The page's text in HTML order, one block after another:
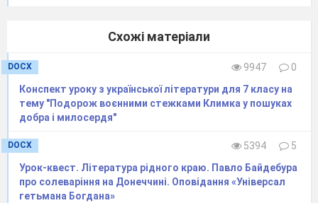
хатками, пишними садками. Дані картини
вимальовуються за допомогою поетичних
зорових образів сонця, місяця, зір, слухових –
соловейка, вітру.
“Вечірня година” художні засоби епітети:
біленькі хатки, рідна Волинь, вітрець весняний;
Порівняння
: «Ніч обгорнула біленькі хати,
немов маленьких діточок мати»; метафора:
сонце скотилось, заглянув місяць, заснуло горе,
Схожі матеріали
DOCX 9947
0
Конспект уроку з української літератури для 7 класу на
тему "Подорож воєнними стежками Климка у пошуках
добра і милосердя"
DOCX 5394
5
Урок-квест. Література рідного краю. Павло Байдебура
про солеваріння на Донеччині. Оповідання «Універсал
гетьмана Богдана»